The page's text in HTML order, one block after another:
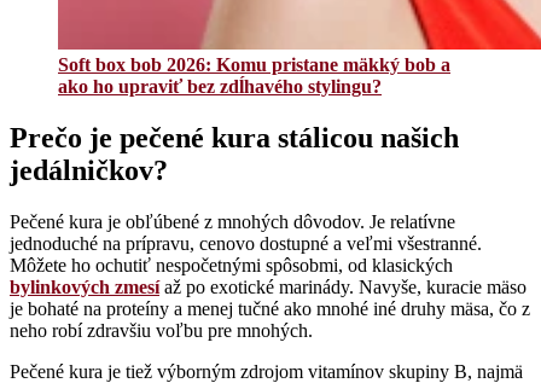
Soft box bob 2026: Komu pristane mäkký bob a
ako ho upraviť bez zdĺhavého stylingu?
Prečo je pečené kura stálicou našich
jedálničkov?
Pečené kura je obľúbené z mnohých dôvodov. Je relatívne
jednoduché na prípravu, cenovo dostupné a veľmi všestranné.
Môžete ho ochutiť nespočetnými spôsobmi, od klasických
bylinkových zmesíaž po exotické marinády. Navyše, kuracie mäso
je bohaté na proteíny a menej tučné ako mnohé iné druhy mäsa, čo z
neho robí zdravšiu voľbu pre mnohých.
Pečené kura je tiež výborným zdrojom vitamínov skupiny B, najmä